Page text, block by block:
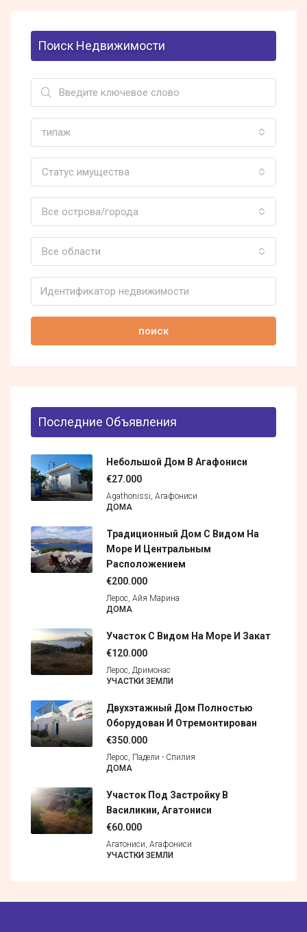
Поиск Недвижимости
типаж
Статус имущества
Все острова/города
Все области
поиск
Последние Объявления
Небольшой Дом В Агафониси
€27.000
Agathonissi, Агафониси
ДОМА
Традиционный Дом С Видом На
Море И Центральным
Расположением
€200.000
Лерос, Айя Марина
ДОМА
Участок С Видом На Море И Закат
€120.000
Лерос, Дримонас
УЧАСТКИ ЗЕМЛИ
Двухэтажный Дом Полностью
Оборудован И Отремонтирован
€350.000
Лерос, Падели - Спилия
ДОМА
Участок Под Застройку В
Василикии, Агатониси
€60.000
Агатониси, Агафониси
УЧАСТКИ ЗЕМЛИ